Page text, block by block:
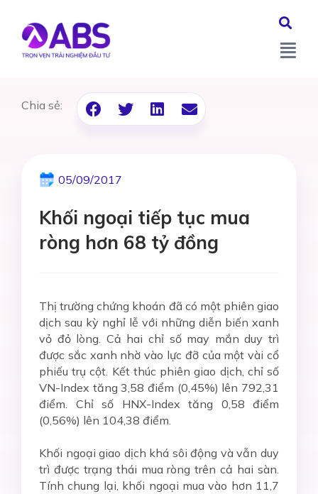
Chia sẻ:
05/09/2017
Khối ngoại tiếp tục mua
ròng hơn 68 tỷ đồng
Thị trường chứng khoán đã có một phiên giao
dịch sau kỳ nghỉ lễ với những diễn biến xanh
vỏ đỏ lòng. Cả hai chỉ số may mắn duy trì
được sắc xanh nhờ vào lực đỡ của một vài cổ
phiếu trụ cột. Kết thúc phiên giao dịch, chỉ số
VN-Index tăng 3,58 điểm (0,45%) lên 792,31
điểm. Chỉ số HNX-Index tăng 0,58 điểm
(0,56%) lên 104,38 điểm.
Khối ngoại giao dịch khá sôi động và vẫn duy
trì được trạng thái mua ròng trên cả hai sàn.
Tính chung lại, khối ngoại mua vào hơn 11,7